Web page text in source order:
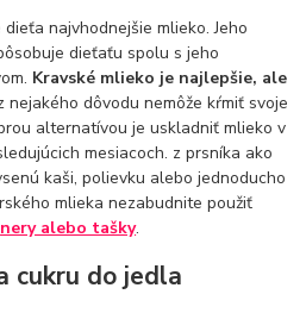
najvhodnejšie mlieko. Jeho
dieťaťu spolu s jeho
Kravské mlieko je najlepšie, ale
nejakého dôvodu nemôže kŕmiť svoje
alternatívou je uskladniť mlieko v
mesiacoch. z prsníka ako
kaši, polievku alebo jednoducho
mlieka nezabudnite použiť
alebo tašky.
cukru do jedla